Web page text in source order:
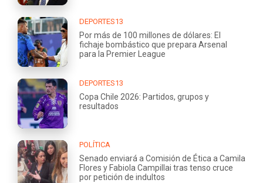
DEPORTES13
Por más de 100 millones de dólares: El
fichaje bombástico que prepara Arsenal
para la Premier League
DEPORTES13
Copa Chile 2026: Partidos, grupos y
resultados
POLÍTICA
Senado enviará a Comisión de Ética a Camila
Flores y Fabiola Campillai tras tenso cruce
por petición de indultos